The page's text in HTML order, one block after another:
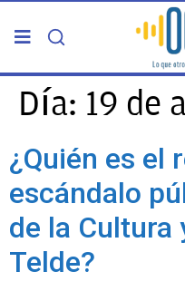
PORTADA
TELDE
GRAN CANARIA
CANARIAS
Día: 19 de
¿Quién es el
escándalo
de la Cultura
Telde?